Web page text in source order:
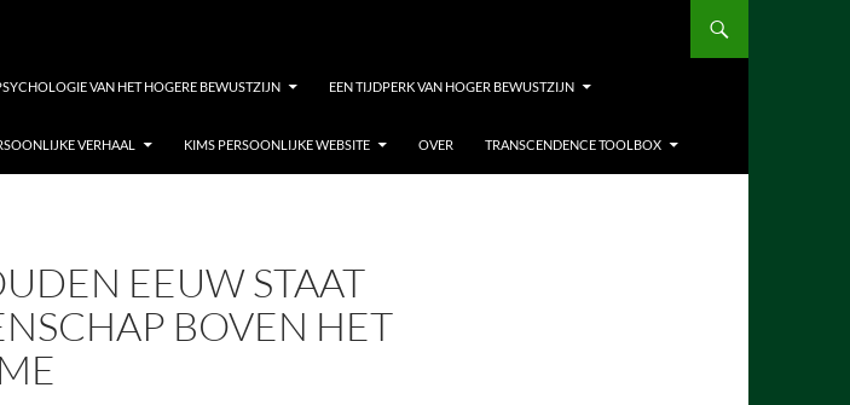
VAN HET HOGERE BEWUSTZIJN EEN TIJDPERK VAN HOGER BEWUSTZIJN
VERHAAL KIMS PERSOONLIJKE WEBSITE OVER TRANSCENDENCE TOOLBOX
EEUW STAAT
BOVEN HET